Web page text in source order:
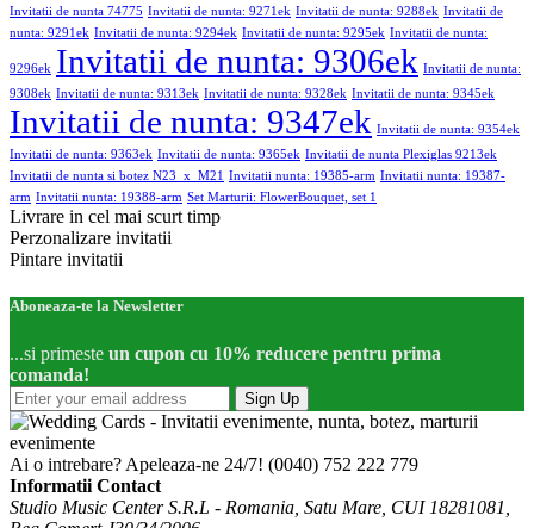
Invitatii de nunta 74775 Invitatii de nunta: 9271ek Invitatii de nunta: 9288ek Invitatii de
nunta: 9291ek Invitatii de nunta: 9294ek Invitatii de nunta: 9295ek Invitatii de nunta:
9296ek Invitatii de nunta: 9306ek Invitatii de nunta:
9308ek Invitatii de nunta: 9313ek Invitatii de nunta: 9328ek Invitatii de nunta: 9345ek
Invitatii de nunta: 9347ek Invitatii de nunta: 9354ek
Invitatii de nunta: 9363ek Invitatii de nunta: 9365ek Invitatii de nunta Plexiglas 9213ek
Invitatii de nunta si botez N23_x_M21 Invitatii nunta: 19385-arm Invitatii nunta: 19387-
arm Invitatii nunta: 19388-arm Set Marturii: FlowerBouquet, set 1
Livrare in cel mai scurt timp
Perzonalizare invitatii
Pintare invitatii
Aboneaza-te la Newsletter
...si primeste un cupon cu 10% reducere pentru prima
comanda!
Sign Up
Ai o intrebare? Apeleaza-ne 24/7! (0040) 752 222 779
Informatii Contact
Studio Music Center S.R.L - Romania, Satu Mare, CUI 18281081,